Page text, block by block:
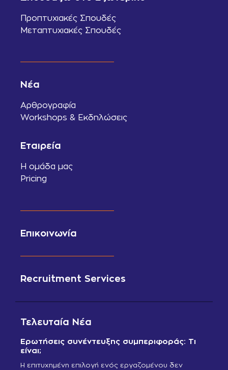
Προπτυχιακές Σπουδές
Μεταπτυχιακές Σπουδές
Νέα
Αρθρογραφία
Workshops & Εκδηλώσεις
Εταιρεία
Η ομάδα μας
Pricing
Επικοινωνία
Recruitment Services
Τελευταία Νέα
Ερωτήσεις συνέντευξης συμπεριφοράς: Τι
είναι;
Η επιτυχημένη επιλογή ενός εργαζομένου δεν